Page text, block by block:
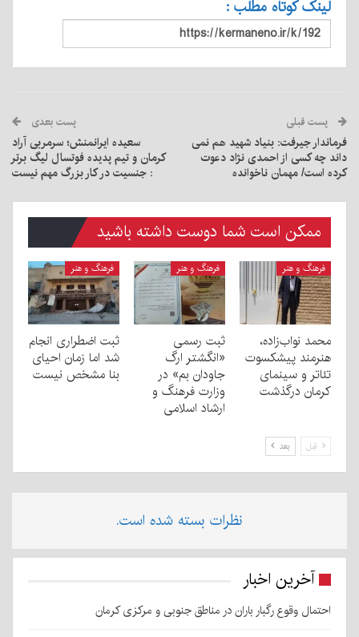
لینک کوتاه مطلب :
پست قبلی
فرماندار جیرفت: بنیاد شهید هم نمی
داند چه کسی از احمدی نژاد دعوت
کرده است/ مهمان ناخوانده
پست بعدی
سعیده ایرانمنش؛ سرمربی آراد
کرمان و تیم پدیده فوتسال لیگ برتر
: جنسیت در کار بزرگ مهم نیست
ممکن است شما دوست داشته باشید
فرهنگ و هنر
محمد نواب‌زاده،
هنرمند پیشکسوت
تئاتر و سینمای
کرمان درگذشت
فرهنگ و هنر
ثبت رسمی
«انگشتر ارگ
جاودان بم» در
وزارت فرهنگ و
ارشاد اسلامی
فرهنگ و هنر
ثبت اضطراری انجام
شد اما زمان احیای
بنا مشخص نیست
قبل بعد
نظرات بسته شده است.
آخرین اخبار
احتمال وقوع رگبار باران در مناطق جنوبی و مرکزی کرمان